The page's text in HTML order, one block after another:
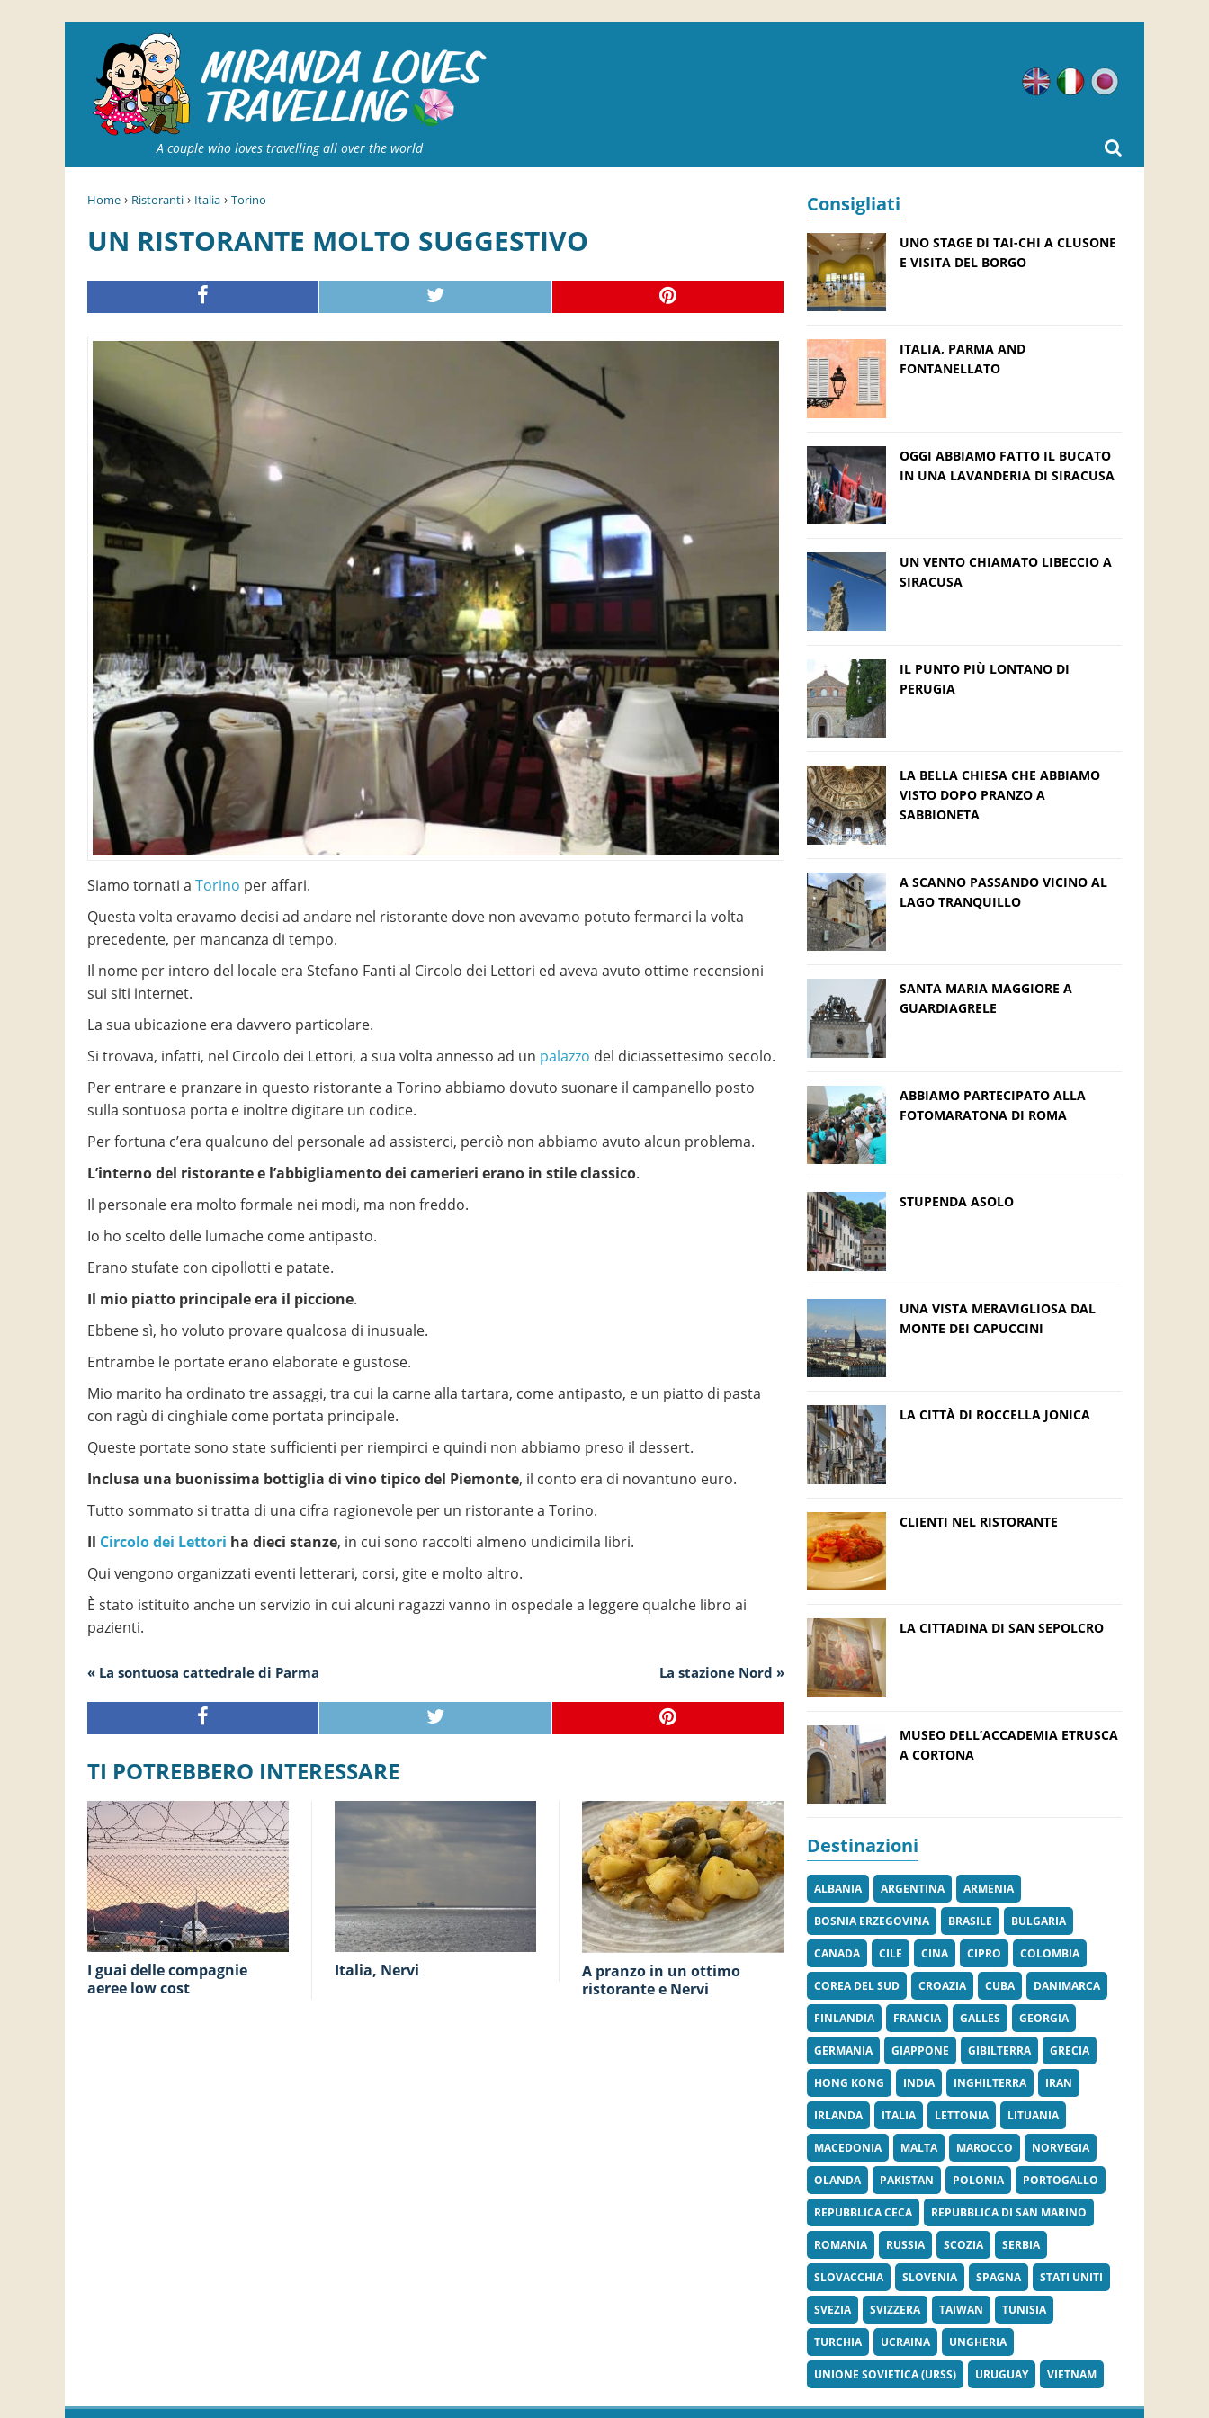
A couple who loves travelling all over the world
IngleseItaliano
Home › Ristoranti › Italia › Torino
UN RISTORANTE MOLTO SUGGESTIVO
Siamo tornati a Torino per affari.
Questa volta eravamo decisi ad andare nel ristorante dove non avevamo potuto fermarci la volta
precedente, per mancanza di tempo.
Il nome per intero del locale era Stefano Fanti al Circolo dei Lettori ed aveva avuto ottime recensioni
sui siti internet.
La sua ubicazione era davvero particolare.
Si trovava, infatti, nel Circolo dei Lettori, a sua volta annesso ad un palazzo del diciassettesimo secolo.
Per entrare e pranzare in questo ristorante a Torino abbiamo dovuto suonare il campanello posto
sulla sontuosa porta e inoltre digitare un codice.
Per fortuna c’era qualcuno del personale ad assisterci, perciò non abbiamo avuto alcun problema.
L’interno del ristorante e l’abbigliamento dei camerieri erano in stile classico.
Il personale era molto formale nei modi, ma non freddo.
Io ho scelto delle lumache come antipasto.
Erano stufate con cipollotti e patate.
Il mio piatto principale era il piccione.
Ebbene sì, ho voluto provare qualcosa di inusuale.
Entrambe le portate erano elaborate e gustose.
Mio marito ha ordinato tre assaggi, tra cui la carne alla tartara, come antipasto, e un piatto di pasta
con ragù di cinghiale come portata principale.
Queste portate sono state sufficienti per riempirci e quindi non abbiamo preso il dessert.
Inclusa una buonissima bottiglia di vino tipico del Piemonte, il conto era di novantuno euro.
Tutto sommato si tratta di una cifra ragionevole per un ristorante a Torino.
Il Circolo dei Lettori ha dieci stanze, in cui sono raccolti almeno undicimila libri.
Qui vengono organizzati eventi letterari, corsi, gite e molto altro.
È stato istituito anche un servizio in cui alcuni ragazzi vanno in ospedale a leggere qualche libro ai
pazienti.
« La sontuosa cattedrale di Parma La stazione Nord »
TI POTREBBERO INTERESSARE
I guai delle compagnie
aeree low cost
Italia, Nervi
A pranzo in un ottimo
ristorante e Nervi
Consigliati
UNO STAGE DI TAI-CHI A CLUSONE
E VISITA DEL BORGO
ITALIA, PARMA AND
FONTANELLATO
OGGI ABBIAMO FATTO IL BUCATO
IN UNA LAVANDERIA DI SIRACUSA
UN VENTO CHIAMATO LIBECCIO A
SIRACUSA
IL PUNTO PIÙ LONTANO DI
PERUGIA
LA BELLA CHIESA CHE ABBIAMO
VISTO DOPO PRANZO A
SABBIONETA
A SCANNO PASSANDO VICINO AL
LAGO TRANQUILLO
SANTA MARIA MAGGIORE A
GUARDIAGRELE
ABBIAMO PARTECIPATO ALLA
FOTOMARATONA DI ROMA
STUPENDA ASOLO
UNA VISTA MERAVIGLIOSA DAL
MONTE DEI CAPUCCINI
LA CITTÀ DI ROCCELLA JONICA
CLIENTI NEL RISTORANTE
LA CITTADINA DI SAN SEPOLCRO
MUSEO DELL’ACCADEMIA ETRUSCA
A CORTONA
Destinazioni
ALBANIA ARGENTINA ARMENIA
BOSNIA ERZEGOVINA BRASILE BULGARIA
CANADA CILE CINA CIPRO COLOMBIA
COREA DEL SUD CROAZIA CUBA DANIMARCA
FINLANDIA FRANCIA GALLES GEORGIA
GERMANIA GIAPPONE GIBILTERRA GRECIA
HONG KONG INDIA INGHILTERRA IRAN
IRLANDA ITALIA LETTONIA LITUANIA
MACEDONIA MALTA MAROCCO NORVEGIA
OLANDA PAKISTAN POLONIA PORTOGALLO
REPUBBLICA CECA REPUBBLICA DI SAN MARINO
ROMANIA RUSSIA SCOZIA SERBIA
SLOVACCHIA SLOVENIA SPAGNA STATI UNITI
SVEZIA SVIZZERA TAIWAN TUNISIA
TURCHIA UCRAINA UNGHERIA
UNIONE SOVIETICA (URSS) URUGUAY VIETNAM